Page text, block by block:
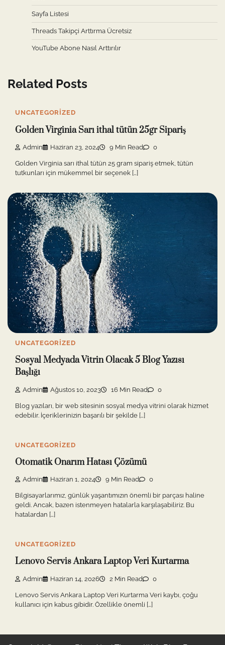
Sayfa Listesi
Threads Takipçi Arttırma Ücretsiz
YouTube Abone Nasıl Arttırılır
Related Posts
UNCATEGORIZED
Golden Virginia Sarı ithal tütün 25gr Sipariş
Admin Haziran 23, 2024 9 Min Read 0
Golden Virginia sarı ithal tütün 25 gram sipariş etmek, tütün
tutkunları için mükemmel bir seçenek […]
UNCATEGORIZED
Sosyal Medyada Vitrin Olacak 5 Blog Yazısı
Başlığı
Admin Ağustos 10, 2023 16 Min Read 0
Blog yazıları, bir web sitesinin sosyal medya vitrini olarak hizmet
edebilir. İçeriklerinizin başarılı bir şekilde […]
UNCATEGORIZED
Otomatik Onarım Hatası Çözümü
Admin Haziran 1, 2024 9 Min Read 0
Bilgisayarlarımız, günlük yaşantımızın önemli bir parçası haline
geldi. Ancak, bazen istenmeyen hatalarla karşılaşabiliriz. Bu
hatalardan […]
UNCATEGORIZED
Lenovo Servis Ankara Laptop Veri Kurtarma
Admin Haziran 14, 2026 2 Min Read 0
Lenovo Servis Ankara Laptop Veri Kurtarma Veri kaybı, çoğu
kullanıcı için kabus gibidir. Özellikle önemli […]